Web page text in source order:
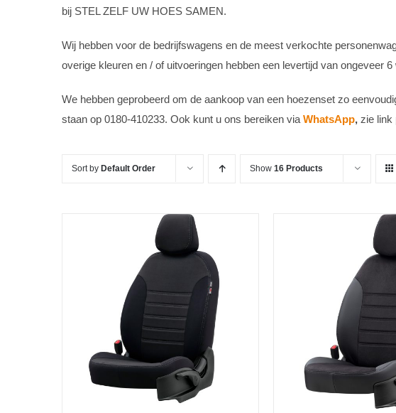
bij STEL ZELF UW HOES SAMEN.
Wij hebben voor de bedrijfswagens en de meest verkochte
overige kleuren en / of uitvoeringen hebben een levertijd van ongeveer 6
We hebben geprobeerd om de aankoop van een hoezenset zo
staan ​​op 0180-410233. Ook kunt u ons bereiken via WhatsApp,zie link
Sort by Default Order Show 16 Products